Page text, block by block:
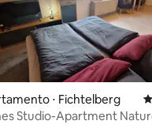
média de 5, 7
⋅ Fichtelberg
Studio-Apartment